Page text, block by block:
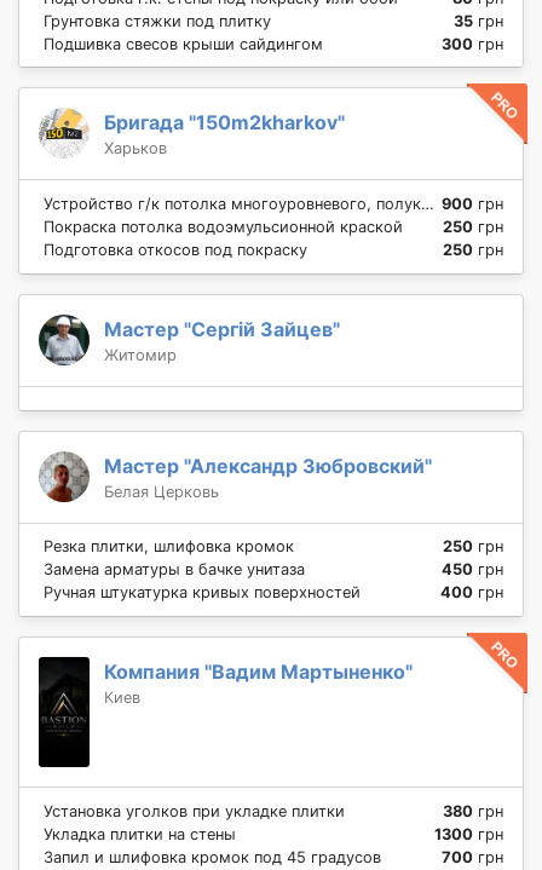
Грунтовка стяжки под плитку
35 грн
Подшивка свесов крыши сайдингом
300 грн
Бригада "150m2kharkov"
Харьков
Устройство г/к потолка многоуровневого, полукруг 900 грн
Покраска потолка водоэмульсионной краской
250 грн
Подготовка откосов под покраску
250 грн
Мастер "Сергій Зайцев"
Житомир
Мастер "Александр Зюбровский"
Белая Церковь
Резка плитки, шлифовка кромок 250 грн
Замена арматуры в бачке унитаза
450 грн
Ручная штукатурка кривых поверхностей
400 грн
Компания "Вадим Мартыненко"
Киев
Установка уголков при укладке плитки 380 грн
Укладка плитки на стены
1300 грн
Запил и шлифовка кромок под 45 градусов
700 грн